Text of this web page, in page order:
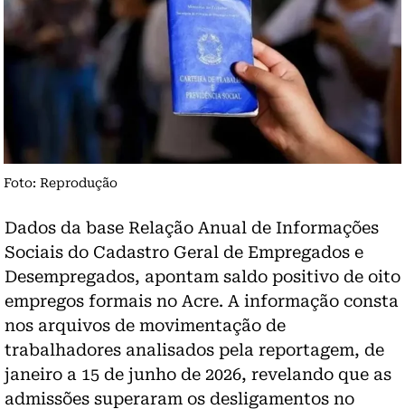
Foto: Reprodução
Dados da base Relação Anual de Informações
Sociais do Cadastro Geral de Empregados e
Desempregados, apontam saldo positivo de oito
empregos formais no Acre. A informação consta
nos arquivos de movimentação de
trabalhadores analisados pela reportagem, de
janeiro a 15 de junho de 2026, revelando que as
admissões superaram os desligamentos no